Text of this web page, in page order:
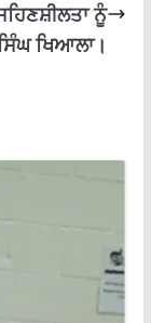
ਨੂੰ
ਖਿਆਲਾ।